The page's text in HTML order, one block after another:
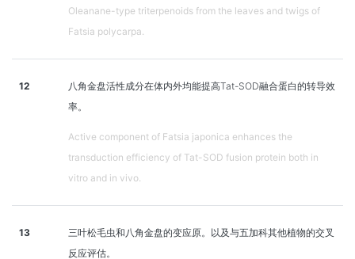
Oleanane-type triterpenoids from the leaves and twigs of
Fatsia polycarpa.
12
八角金盘活性成分在体内外均能提高Tat-SOD融合蛋白的转导效
率。
Active component of Fatsia japonica enhances the
transduction efficiency of Tat-SOD fusion protein both in
vitro and in vivo.
13
三叶松毛虫和八角金盘的变应原。以及与五加科其他植物的交叉
反应评估。